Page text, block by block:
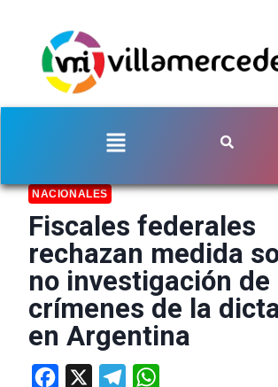
NACIONALES
Fiscales federales
rechazan medida
no investigación de
crímenes de la
en Argentina
Facebook Telegram